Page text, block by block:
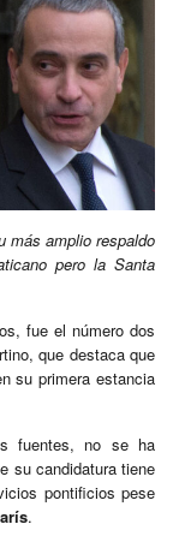
más amplio respaldo
pero la Santa
fue el número dos
que destaca que
su primera estancia
fuentes, no se ha
su candidatura tiene
pontificios pese
.